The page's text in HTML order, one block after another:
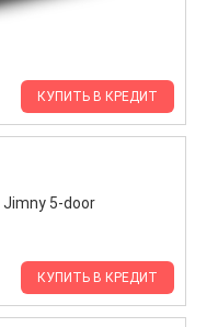
КУПИТЬ В КРЕДИТ
КУПИТЬ В КРЕДИТ